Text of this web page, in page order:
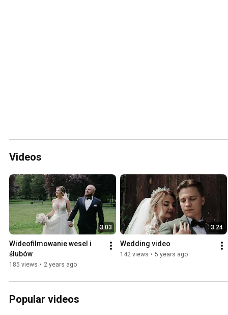
Videos
3:03
Wideofilmowanie wesel i
ślubów
185 views • 2 years ago
3:24
Wedding video
142 views • 5 years ago
Popular videos